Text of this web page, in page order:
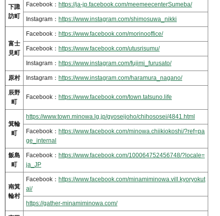
下諏
訪町
Facebook： https://ja-jp.facebook.com/meemeecenterSumeba/
Instagram： https://www.instagram.com/shimosuwa_nikki
富士
見町
Facebook： https://www.facebook.com/morinooffice/
Facebook： https://www.facebook.com/utusrisumu/
Instagram： https://www.instagram.com/fujimi_furusato/
原村 Instagram： https://www.instagram.com/haramura_nagano/
辰野
町
Facebook： https://www.facebook.com/town.tatsuno.life
箕輪
町
https://www.town.minowa.lg.jp/gyoseijoho/chihososei/4841.html
Facebook： https://www.facebook.com/minowa.chiikiokoshi/?ref=pa
ge_internal
飯島
町
Facebook： https://www.facebook.com/100064752456748/?locale=
ja_JP
南箕
輪村
Facebook： https://www.facebook.com/minamiminowa.vill.kyoryokut
ai/
https://gather-minamiminowa.com/